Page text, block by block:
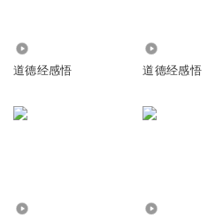
道德经感悟 道德经感悟